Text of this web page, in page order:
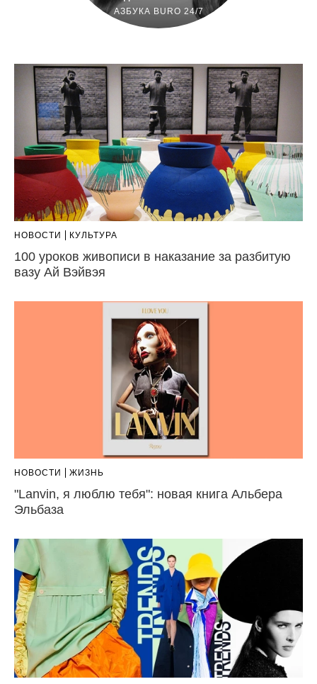
АЗБУКА BURO 24/7
НОВОСТИ КУЛЬТУРА
100 уроков живописи в наказание за разбитую
вазу Ай Вэйвэя
НОВОСТИ ЖИЗНЬ
"Lanvin, я люблю тебя": новая книга Альбера
Эльбаза